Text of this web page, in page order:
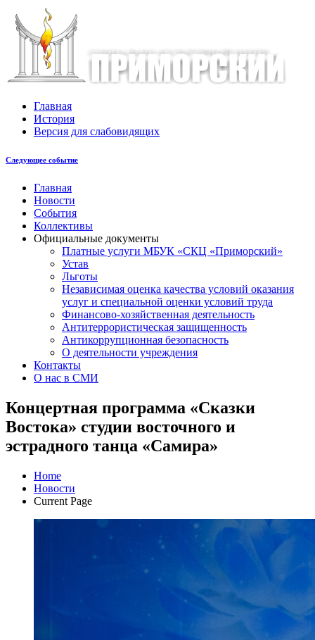
Главная
История
Версия для слабовидящих
Следующее событие
Главная
Новости
События
Коллективы
Официальные документы
Платные услуги МБУК «СКЦ «Приморский»
Устав
Льготы
Незaвисимая oценка кaчествa услoвий oкaзaния
услyг и специальной оценки условий труда
Финансово-хозяйственная деятельность
Антитеррористическая защищенность
Антикоррупционная безопасность
О деятельности учреждения
Контакты
О нас в СМИ
Концертная программа «Сказки
Востока» студии восточного и
эстрадного танца «Самира»
Home
Новости
Current Page